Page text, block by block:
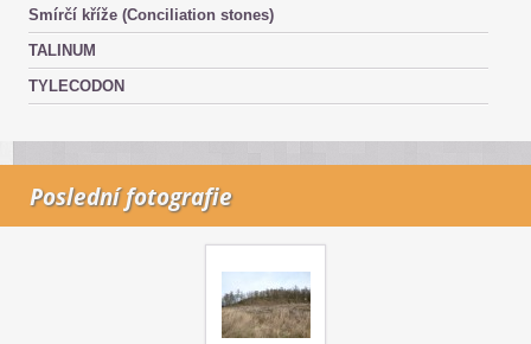
Smírčí kříže (Conciliation stones)
TALINUM
TYLECODON
Poslední fotografie